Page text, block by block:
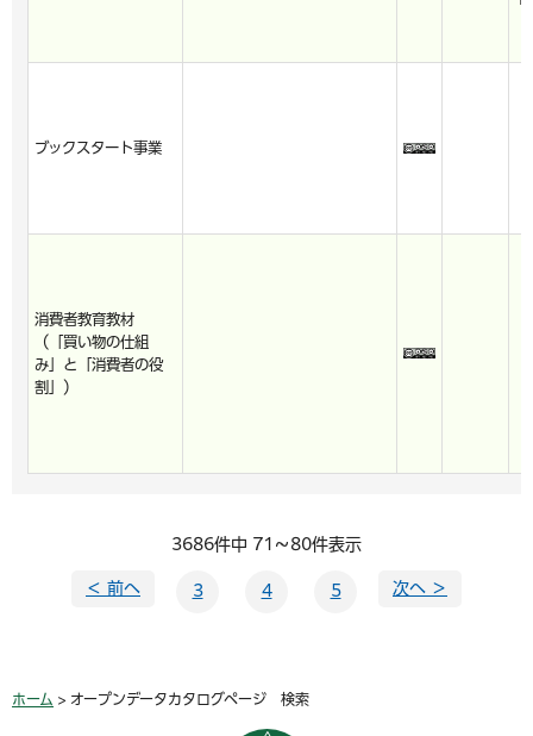
ブックスタート事業
消費者教育教材
（「買い物の仕組
み」と「消費者の役
割」）
3686件中 71～80件表示
＜ 前へ 3 4 5 次へ ＞
ホーム > オープンデータカタログページ 検索